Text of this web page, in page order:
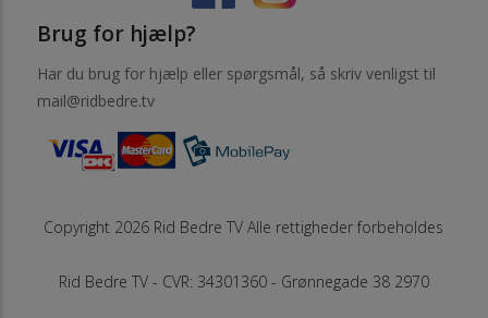
Brug for hjælp?
Har du brug for hjælp eller spørgsmål, så skriv venligst til
mail@ridbedre.tv
Copyright 2026 Rid Bedre TV Alle rettigheder forbeholdes
Rid Bedre TV - CVR: 34301360 - Grønnegade 38 2970